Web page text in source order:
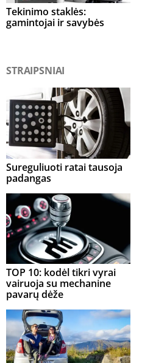
Tekinimo staklės:
gamintojai ir savybės
STRAIPSNIAI
Sureguliuoti ratai tausoja
padangas
TOP 10: kodėl tikri vyrai
vairuoja su mechanine
pavarų dėže